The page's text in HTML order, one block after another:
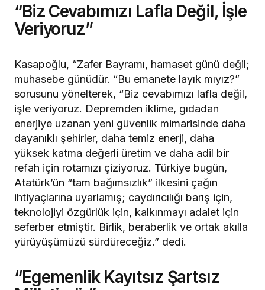
“Biz Cevabımızı Lafla Değil, İşle
Veriyoruz”
Kasapoğlu, “Zafer Bayramı, hamaset günü değil;
muhasebe günüdür. “Bu emanete layık mıyız?”
sorusunu yönelterek, “Biz cevabımızı lafla değil,
işle veriyoruz. Depremden iklime, gıdadan
enerjiye uzanan yeni güvenlik mimarisinde daha
dayanıklı şehirler, daha temiz enerji, daha
yüksek katma değerli üretim ve daha adil bir
refah için rotamızı çiziyoruz. Türkiye bugün,
Atatürk’ün “tam bağımsızlık” ilkesini çağın
ihtiyaçlarına uyarlamış; caydırıcılığı barış için,
teknolojiyi özgürlük için, kalkınmayı adalet için
seferber etmiştir. Birlik, beraberlik ve ortak akılla
yürüyüşümüzü sürdüreceğiz.” dedi.
“Egemenlik Kayıtsız Şartsız